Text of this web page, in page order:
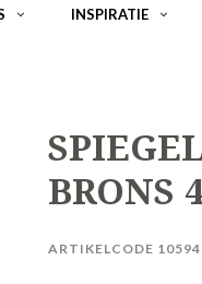
INSPIRATIE
BRONS
ARTIKELCODE